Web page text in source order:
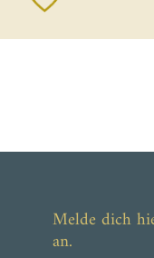
Melde dich
an.